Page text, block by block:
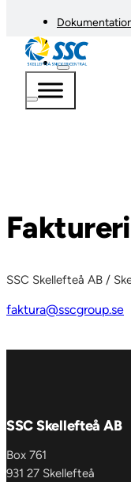
SSC Skellefteå AB /
faktura@sscgroup.se
SSC Skellefteå AB
Box 761
931 27 Skellefteå